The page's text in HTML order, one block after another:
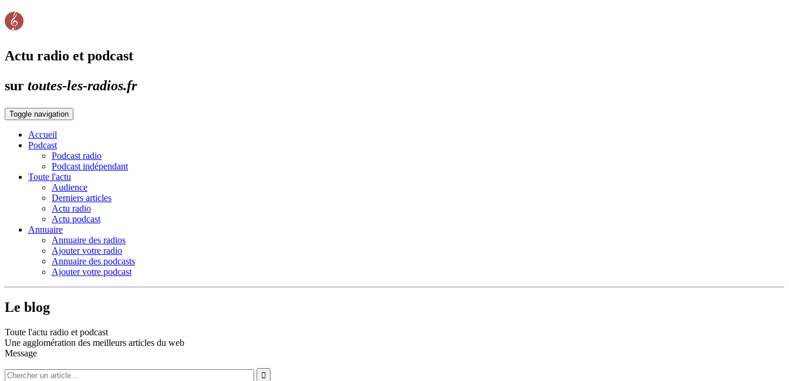
Actu radio et podcast
sur toutes-les-radios.fr
Toggle navigation
Accueil
Podcast
Podcast radio
Podcast indépendant
Toute l'actu
Audience
Derniers articles
Actu radio
Actu podcast
Annuaire
Annuaire des radios
Ajouter votre radio
Annuaire des podcasts
Ajouter votre podcast
Le blog
Toute l'actu radio et podcast
Une agglomération des meilleurs articles du web
Message